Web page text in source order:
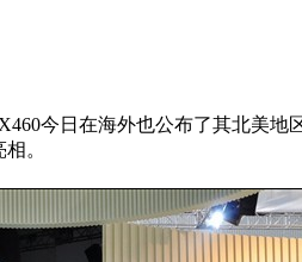
今日在海外也公布了其北美
。